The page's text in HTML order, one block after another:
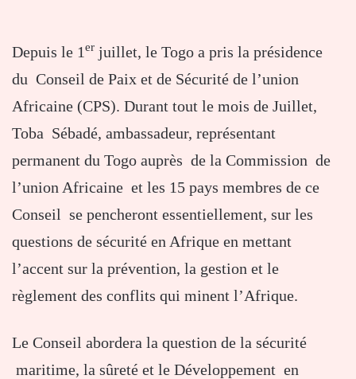
Depuis le 1er juillet, le Togo a pris la présidence
du Conseil de Paix et de Sécurité de l’union
Africaine (CPS). Durant tout le mois de Juillet,
Toba Sébadé, ambassadeur, représentant
permanent du Togo auprès de la Commission de
l’union Africaine et les 15 pays membres de ce
Conseil se pencheront essentiellement, sur les
questions de sécurité en Afrique en mettant
l’accent sur la prévention, la gestion et le
règlement des conflits qui minent l’Afrique.
Le Conseil abordera la question de la sécurité
maritime, la sûreté et le Développement en